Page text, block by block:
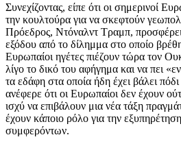
Συνεχίζοντας, είπε ότι οι σημερινοί
την κουλτούρα για να σκεφτούν
Πρόεδρος, Ντόναλντ Τραμπ,
εξόδου από το δίλημμα στο οποίο
Ευρωπαίοι ηγέτες πιέζουν τώρα τον
λίγο το δικό του αφήγημα και να πει
τα εδάφη στα οποία ήδη έχει βάλει
ανέφερε ότι οι Ευρωπαίοι δεν έχουν
ισχύ να επιβάλουν μια νέα τάξη
έχουν κάποιο ρόλο για την
συμφερόντων.